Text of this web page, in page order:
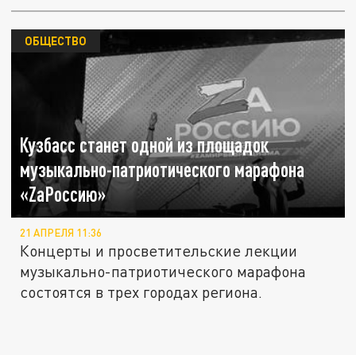
Кузбасс станет одной из площадок
музыкально-патриотического марафона
«ZаРоссию»
ОБЩЕСТВО
21 АПРЕЛЯ 11:36
Концерты и просветительские лекции
музыкально-патриотического марафона
состоятся в трех городах региона.